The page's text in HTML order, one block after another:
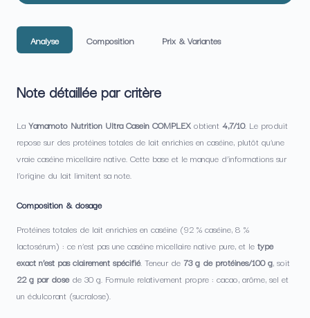
Analyse Composition Prix & Variantes
Note détaillée par critère
La Yamamoto Nutrition Ultra Casein COMPLEX obtient 4,7/10. Le produit
repose sur des protéines totales de lait enrichies en caséine, plutôt qu’une
vraie caséine micellaire native. Cette base et le manque d’informations sur
l’origine du lait limitent sa note.
Composition & dosage
Protéines totales de lait enrichies en caséine (92 % caséine, 8 %
lactosérum) : ce n’est pas une caséine micellaire native pure, et le type
exact n’est pas clairement spécifié. Teneur de 73 g de protéines/100 g, soit
22 g par dose de 30 g. Formule relativement propre : cacao, arôme, sel et
un édulcorant (sucralose).